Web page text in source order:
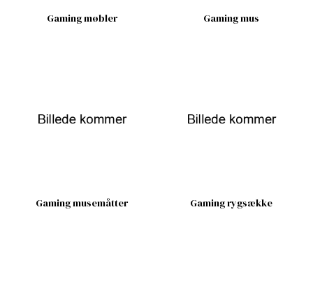
Gaming møbler Gaming mus
Gaming musemåtter Gaming rygsække